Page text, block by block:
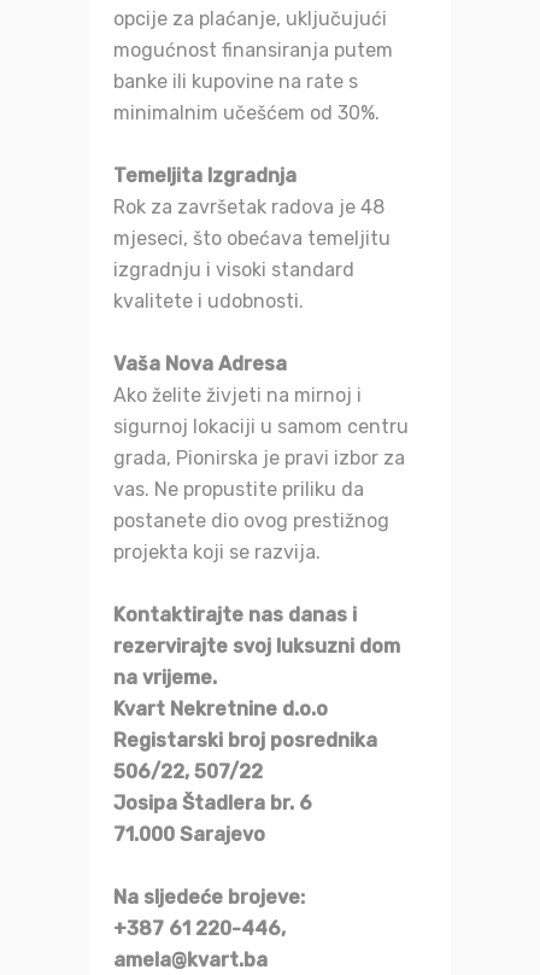
opcije za plaćanje, uključujući
mogućnost finansiranja putem
banke ili kupovine na rate s
minimalnim učešćem od 30%.
Temeljita Izgradnja
Rok za završetak radova je 48
mjeseci, što obećava temeljitu
izgradnju i visoki standard
kvalitete i udobnosti.
Vaša Nova Adresa
Ako želite živjeti na mirnoj i
sigurnoj lokaciji u samom centru
grada, Pionirska je pravi izbor za
vas. Ne propustite priliku da
postanete dio ovog prestižnog
projekta koji se razvija.
Kontaktirajte nas danas i
rezervirajte svoj luksuzni dom
na vrijeme.
Kvart Nekretnine d.o.o
Registarski broj posrednika
506/22, 507/22
Josipa Štadlera br. 6
71.000 Sarajevo
Na sljedeće brojeve:
+387 61 220-446,
amela@kvart.ba